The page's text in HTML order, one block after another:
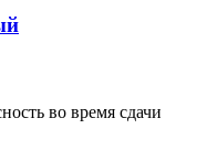
во время сдачи